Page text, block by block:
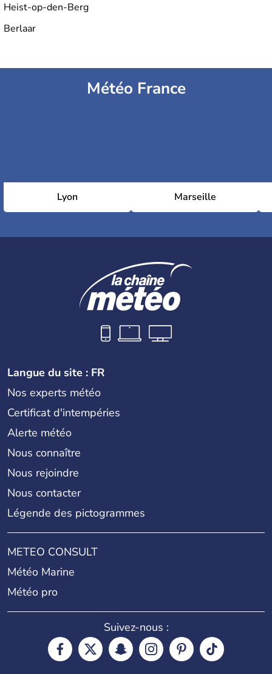
Heist-op-den-Berg
Berlaar
Météo France
Lyon Marseille
Langue du site : FR
Nos experts météo
Certificat d'intempéries
Alerte météo
Nous connaître
Nous rejoindre
Nous contacter
Légende des pictogrammes
METEO CONSULT
Météo Marine
Météo pro
Suivez-nous :